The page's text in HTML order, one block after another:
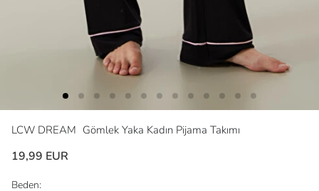
LCW DREAM Gömlek Yaka Kadın Pijama Takımı
19,99 EUR
Beden: